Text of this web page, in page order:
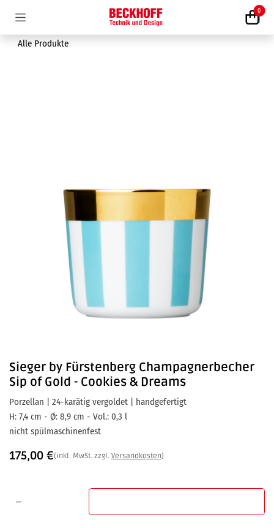
0
Alle Produkte
Sieger by Fürstenberg Champagnerbecher
Sip of Gold - Cookies & Dreams
Porzellan | 24-karätig vergoldet | handgefertigt
H: 7,4 cm - Ø: 8,9 cm - Vol.: 0,3 l
nicht spülmaschinenfest
175,00 €(inkl. MwSt. zzgl. Versandkosten)